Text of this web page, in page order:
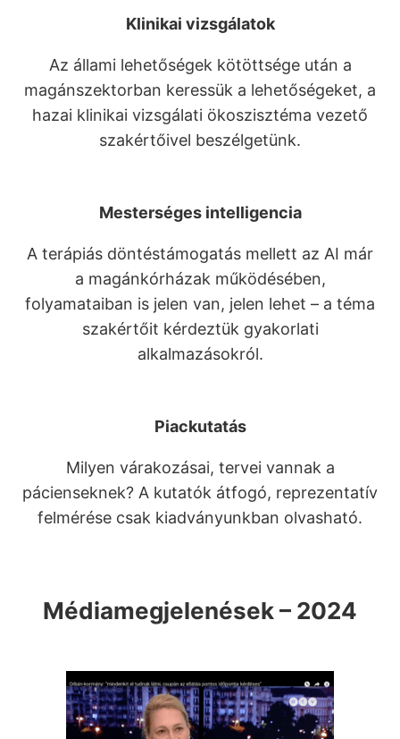
Klinikai vizsgálatok
Az állami lehetőségek kötöttsége után a
magánszektorban keressük a lehetőségeket, a
hazai klinikai vizsgálati ökoszisztéma vezető
szakértőivel beszélgetünk.
Mesterséges intelligencia
A terápiás döntéstámogatás mellett az AI már
a magánkórházak működésében,
folyamataiban is jelen van, jelen lehet – a téma
szakértőit kérdeztük gyakorlati
alkalmazásokról.
Piackutatás
Milyen várakozásai, tervei vannak a
pácienseknek? A kutatók átfogó, reprezentatív
felmérése csak kiadványunkban olvasható.
Médiamegjelenések – 2024